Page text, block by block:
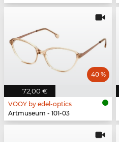
72,00 €
40 %
VOOY by edel-optics
Artmuseum - 101-03